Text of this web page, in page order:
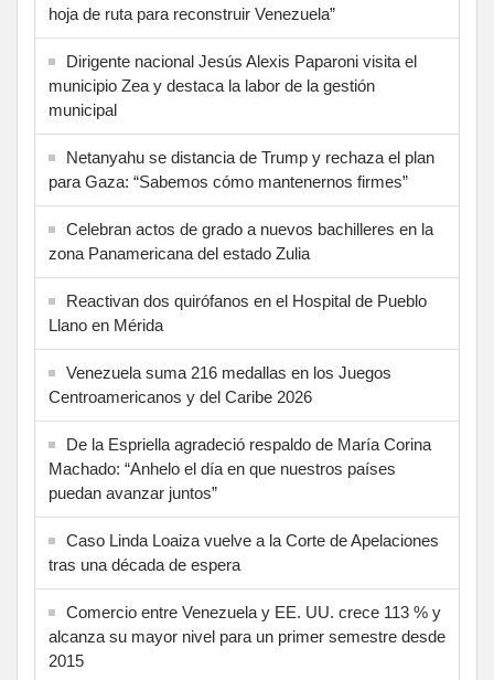
hoja de ruta para reconstruir Venezuela”
Dirigente nacional Jesús Alexis Paparoni visita el
municipio Zea y destaca la labor de la gestión
municipal
Netanyahu se distancia de Trump y rechaza el plan
para Gaza: “Sabemos cómo mantenernos firmes”
Celebran actos de grado a nuevos bachilleres en la
zona Panamericana del estado Zulia
Reactivan dos quirófanos en el Hospital de Pueblo
Llano en Mérida
Venezuela suma 216 medallas en los Juegos
Centroamericanos y del Caribe 2026
De la Espriella agradeció respaldo de María Corina
Machado: “Anhelo el día en que nuestros países
puedan avanzar juntos”
Caso Linda Loaiza vuelve a la Corte de Apelaciones
tras una década de espera
Comercio entre Venezuela y EE. UU. crece 113 % y
alcanza su mayor nivel para un primer semestre desde
2015